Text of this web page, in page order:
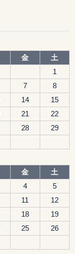
金
土
1
7
8
14
15
21
22
28
29
金
土
4
5
11
12
18
19
25
26